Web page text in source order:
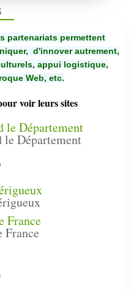
partenariats permettent
d'innover autrement,
appui logistique,
Web, etc.
voir leurs sites
le Département
France